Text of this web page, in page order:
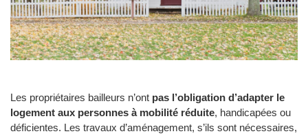
Les propriétaires bailleurs n’ont pas l’obligation d’adapter le
logement aux personnes à mobilité réduite, handicapées ou
déficientes. Les travaux d’aménagement, s’ils sont nécessaires,